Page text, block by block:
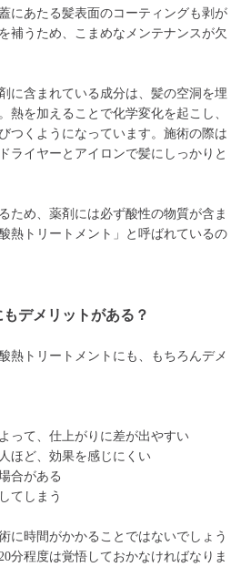
にあたる髪表面のコーティングも剥が
補うため、こまめなメンテナンスが欠
に含まれている成分は、髪の空洞を埋
熱を加えることで化学変化を起こし、
つくようになっています。施術の際は
ライヤーとアイロンで髪にしっかりと
ため、薬剤には必ず酸性の物質が含ま
熱トリートメント」と呼ばれているの
デメリットがある？
熱トリートメントにも、もちろんデメ
って、仕上がりに差が出やすい
ほど、効果を感じにくい
合がある
てしまう
に時間がかかることではないでしょう
分程度は覚悟しておかなければなりま